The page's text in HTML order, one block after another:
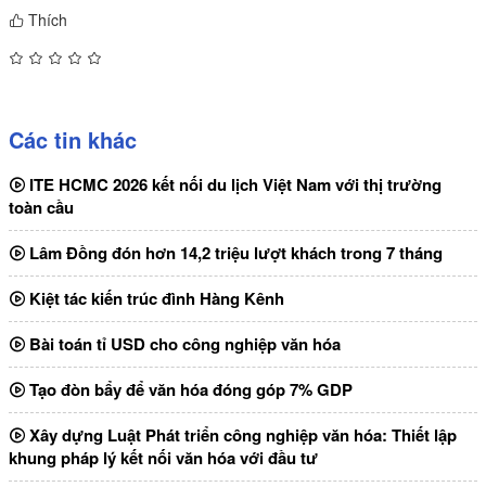
Thích
Các tin khác
ITE HCMC 2026 kết nối du lịch Việt Nam với thị trường
toàn cầu
Lâm Đồng đón hơn 14,2 triệu lượt khách trong 7 tháng
Kiệt tác kiến trúc đình Hàng Kênh
Bài toán tỉ USD cho công nghiệp văn hóa
Tạo đòn bẩy để văn hóa đóng góp 7% GDP
Xây dựng Luật Phát triển công nghiệp văn hóa: Thiết lập
khung pháp lý kết nối văn hóa với đầu tư